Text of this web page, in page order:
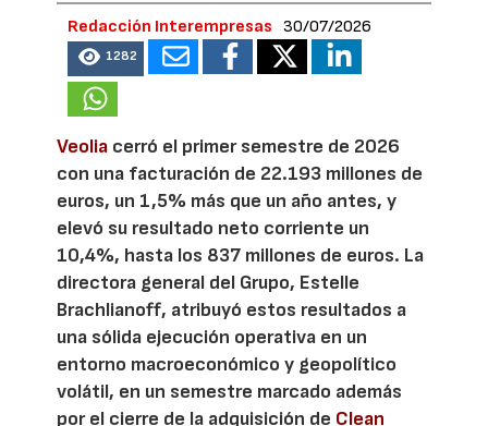
Redacción Interempresas 30/07/2026
1282
Veolia cerró el primer semestre de 2026
con una facturación de 22.193 millones de
euros, un 1,5% más que un año antes, y
elevó su resultado neto corriente un
10,4%, hasta los 837 millones de euros. La
directora general del Grupo, Estelle
Brachlianoff, atribuyó estos resultados a
una sólida ejecución operativa en un
entorno macroeconómico y geopolítico
volátil, en un semestre marcado además
por el cierre de la adquisición de Clean